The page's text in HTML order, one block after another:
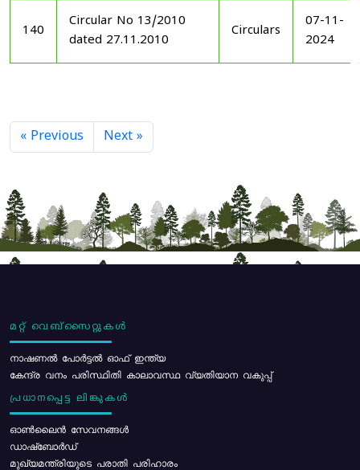
140
Circular No 13/2010
dated 27.11.2010
Circulars
07-11-
2024
« Previous Next »
മറ്റ് വെബ്സൈറ്റുകൾ
നാഷണൽ പോർട്ടൽ ഓഫ് ഇന്ത്യ
കേന്ദ്ര വനം പരിസ്ഥിതി കാലാവസ്ഥ വ്യതിയാന വകുപ്പ്
പ്രധാനപ്പെട്ട ലിങ്കുകൾ
ഓൺലൈൻ സേവനങ്ങൾ
ഡാഷ്ബോർഡ്
മുഖ്യമന്ത്രിയുടെ പരാതി പരിഹാരം